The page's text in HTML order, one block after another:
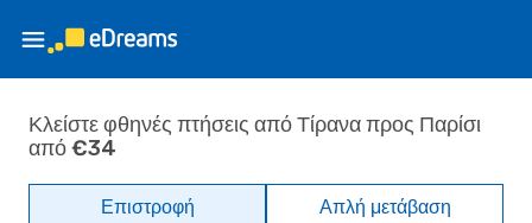
Κλείστε φθηνές πτήσεις από Τίρανα προς Παρίσι
από €34
Επιστροφή Απλή μετάβαση